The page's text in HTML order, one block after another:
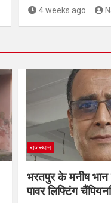
4 weeks ago
राजस्थान
भरतपुर के मनीष भान
पावर लिफ्टिंग